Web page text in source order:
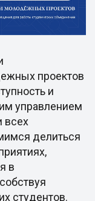
проектов
и
управлением
всех
делиться
в
студентов.